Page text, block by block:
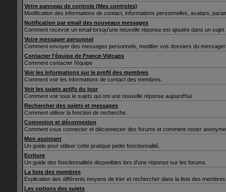
Votre panneau de controle (Mes controles)
Modification des informations de contact, informations personnelles, avatars,
Notification par email des nouveaux messages
Comment recevoir un email lorsqu'une nouvelle réponse est ajoutée dans un sujet.
Votre messager personnel
Comment envoyer des messages personnels, modifier vos dossiers du
Contacter l'équipe de France-Vidcaps
Comment contacter l'équipe
Voir les informations sur le profil des membres
Comment voir les informations de contact des membres.
Voir les sujets actifs du jour
Comment voir tous le sujets qui ont une nouvelle réponse aujourd'hui
Rechercher des sujets et messages
Comment utiliser la fonction de recherche.
Connexion et déconnexion
Comment vous connecter et déconnecter des forums et comment rester
Mon assistant
Un guide pour utiliser cette pratique petite fonctionnalité.
Ecriture
Un guide des fonctionnalités disponibles lors d'une réponse sur les forums.
La liste des membres
Explication des différents moyens de trier et rechercher dans la liste des
Les options des sujets